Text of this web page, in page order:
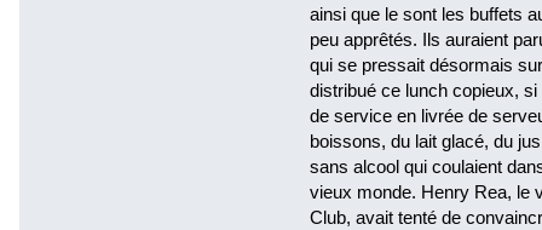
ainsi que le sont les buffets
peu apprêtés. Ils auraient
qui se pressait désormais
distribué ce lunch copieux,
de service en livrée de
boissons, du lait glacé, du
sans alcool qui coulaient
vieux monde. Henry Rea, le
Club, avait tenté de